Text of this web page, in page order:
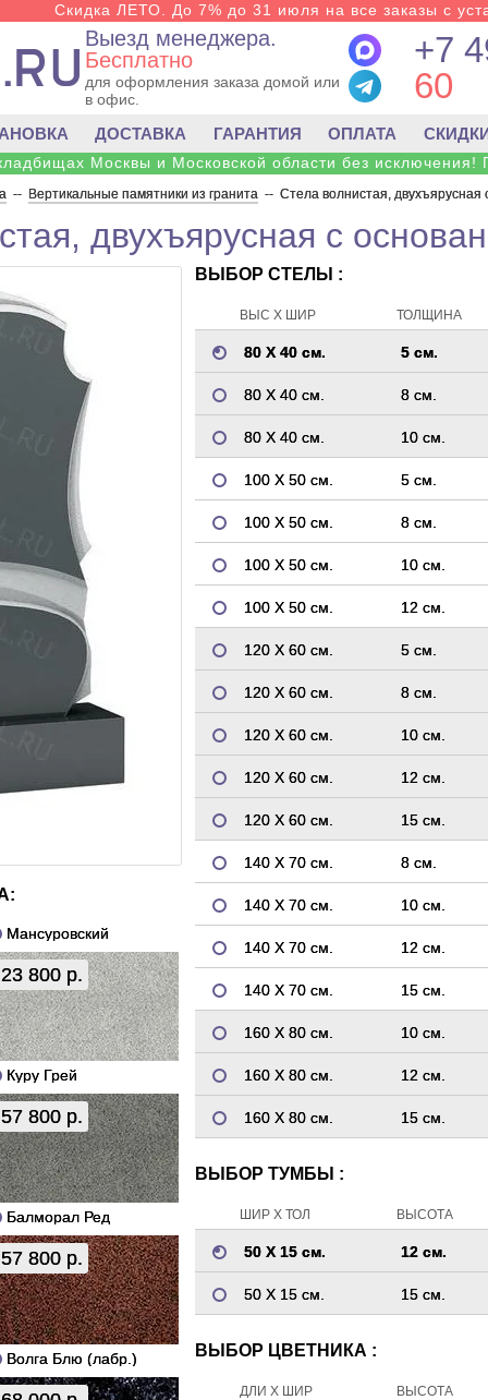
Скидка ЛЕТО. До 7% до 31 июля на все заказы с
Выезд менеджера.
Бесплатно
для оформления заказа домой или
в офис.
+7
60
ДОСТАВКА ГАРАНТИЯ ОПЛАТА
Москвы и Московской области без исключения!
-- Вертикальные памятники из гранита -- Стела волнистая, двухъярусная
двухъярусная с
Мансуровский
23 800 р.
Куру Грей
57 800 р.
Балморал Ред
57 800 р.
Волга Блю (лабр.)
ВЫБОР СТЕЛЫ :
ВЫС Х ШИР ТОЛЩИНА
80 Х 40 см. 5 см.
80 Х 40 см. 8 см.
80 Х 40 см. 10 см.
100 Х 50 см. 5 см.
100 Х 50 см. 8 см.
100 Х 50 см. 10 см.
100 Х 50 см. 12 см.
120 Х 60 см. 5 см.
120 Х 60 см. 8 см.
120 Х 60 см. 10 см.
120 Х 60 см. 12 см.
120 Х 60 см. 15 см.
140 Х 70 см. 8 см.
140 Х 70 см. 10 см.
140 Х 70 см. 12 см.
140 Х 70 см. 15 см.
160 Х 80 см. 10 см.
160 Х 80 см. 12 см.
160 Х 80 см. 15 см.
ВЫБОР ТУМБЫ :
ШИР Х ТОЛ ВЫСОТА
50 Х 15 см. 12 см.
50 Х 15 см. 15 см.
ВЫБОР ЦВЕТНИКА :
ДЛИ Х ШИР ВЫСОТА